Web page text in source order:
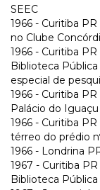
SEEC
1966 - Curitiba
no Clube
1966 - Curitiba
Biblioteca
especial de
1966 - Curitiba
Palácio do Iguaçu
1966 - Curitiba
térreo do prédio
1966 - Londrina
1967 - Curitiba
Biblioteca